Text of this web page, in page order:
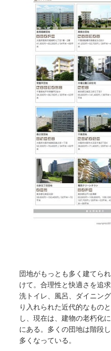
団地がもっとも多く建てら
けて。合理性と快適さを追
洗トイレ、風呂、ダイニン
り入れられた近代的なもの
し、現在は、建物の老朽化
にある。多くの団地は階段
多くなっている。